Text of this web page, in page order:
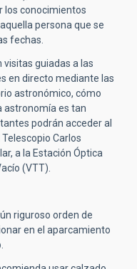
los conocimientos
persona que se
fechas.
visitas guiadas a las
en directo mediante las
astronómico, cómo
astronomía es tan
podrán acceder al
Carlos
a la Estación Óptica
(VTT).
riguroso orden de
en el aparcamiento